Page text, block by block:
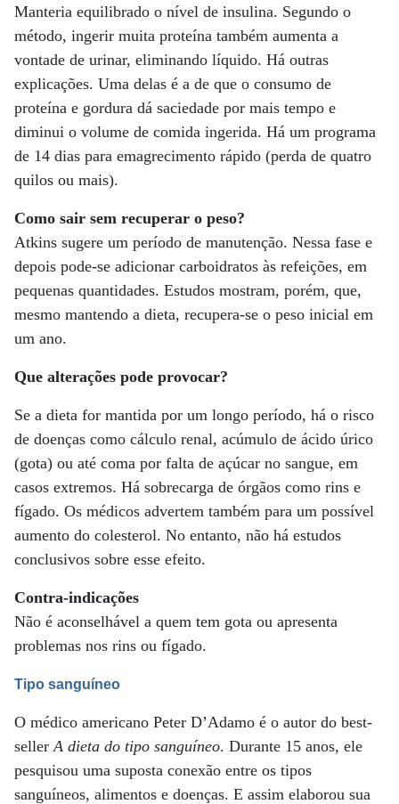
Manteria equilibrado o nível de insulina. Segundo o
método, ingerir muita proteína também aumenta a
vontade de urinar, eliminando líquido. Há outras
explicações. Uma delas é a de que o consumo de
proteína e gordura dá saciedade por mais tempo e
diminui o volume de comida ingerida. Há um programa
de 14 dias para emagrecimento rápido (perda de quatro
quilos ou mais).
Como sair sem recuperar o peso?
Atkins sugere um período de manutenção. Nessa fase e
depois pode-se adicionar carboidratos às refeições, em
pequenas quantidades. Estudos mostram, porém, que,
mesmo mantendo a dieta, recupera-se o peso inicial em
um ano.
Que alterações pode provocar?
Se a dieta for mantida por um longo período, há o risco
de doenças como cálculo renal, acúmulo de ácido úrico
(gota) ou até coma por falta de açúcar no sangue, em
casos extremos. Há sobrecarga de órgãos como rins e
fígado. Os médicos advertem também para um possível
aumento do colesterol. No entanto, não há estudos
conclusivos sobre esse efeito.
Contra-indicações
Não é aconselhável a quem tem gota ou apresenta
problemas nos rins ou fígado.
Tipo sanguíneo
O médico americano Peter D’Adamo é o autor do best-
sellerA dieta do tipo sanguíneo. Durante 15 anos, ele
pesquisou uma suposta conexão entre os tipos
sanguíneos, alimentos e doenças. E assim elaborou sua